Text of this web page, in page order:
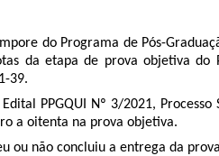
do Programa de Pós-
da etapa de prova objetiva do
39.
PPGQUI Nº 3/2021,
a oitenta na prova objetiva.
ou não concluiu a entrega da